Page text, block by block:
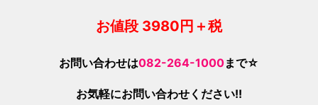
お値段 3980円＋税
お問い合わせは082-264-1000まで☆
お気軽にお問い合わせください!!